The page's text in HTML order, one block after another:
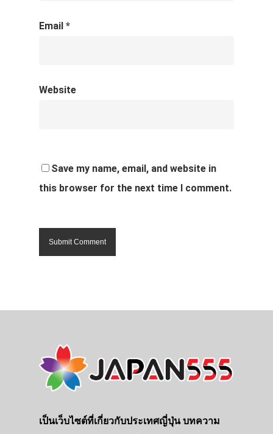
Email *
Website
Save my name, email, and website in
this browser for the next time I comment.
เป็นเว็บไซต์ที่เกี่ยวกับประเทศญี่ปุ่น บทความ